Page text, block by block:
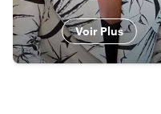
Voir Plus